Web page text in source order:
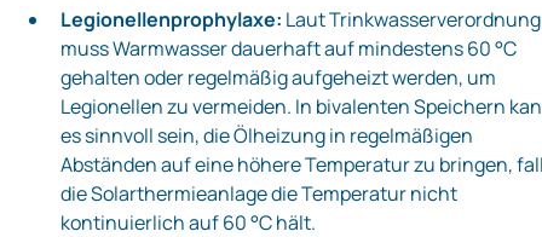
Legionellenprophylaxe: Laut Trinkwasserverordnung
muss Warmwasser dauerhaft auf mindestens 60 °C
gehalten oder regelmäßig aufgeheizt werden, um
Legionellen zu vermeiden. In bivalenten Speichern
es sinnvoll sein, die Ölheizung in regelmäßigen
Abständen auf eine höhere Temperatur zu bringen,
die Solarthermieanlage die Temperatur nicht
kontinuierlich auf 60 °C hält.